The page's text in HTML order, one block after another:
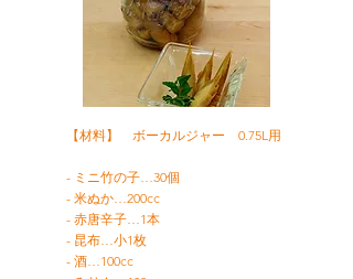
【材料】 ボーカルジャー 0.75L用
- ミニ竹の子…30個
- 米ぬか…200cc
- 赤唐辛子…1本
- 昆布…小1枚
- 酒…100cc